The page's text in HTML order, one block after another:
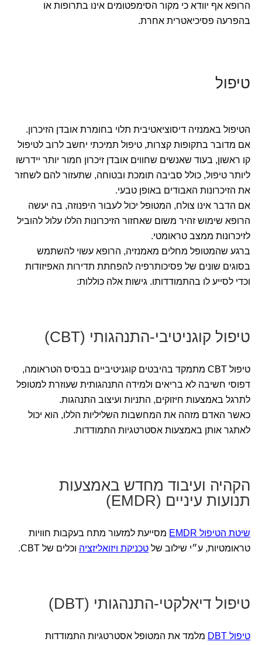
הרופא אף יוודא כי מקור הסימפטומים אינו בתרופות או
בהפרעה פסיכיאטרית אחרת.
טיפול
הטיפול באמנזיה דיסוציאטיבית תלוי בחומרת אובדן הזיכרון.
אם מדובר בתקופות קצרות, טיפול תמיכתי יחשב לרוב לטיפול
קו ראשון, בעוד שאנשים שחווים אובדן זיכרון חמור יותר יידרשו
ליותר טיפול, כולל סביבה תומכת ובטוחה, שתעזור להם לשחזר
את הזיכרונות האבודים באופן טבעי.
אם הדבר אינו צולח, המטופל יכול לעבור היפנוזה, בה יעשה
הרופא שימוש זהיר משום שאחזור הזיכרונות הללו עלול להוביל
לזיכרונות ממצב טראומטי.
ברגע שהמטופל מחלים מאמנזיה, הרופא עשוי להשתמש
בסוגים שונים של פסיכותרפיה להפחתת תדירות האפיזודות
וכדי לסייע לו בהתמודדותו. גישות אלה כוללות:
טיפול קוגניטיבי-התנהגותי (CBT)
טיפול CBT מתמקד בהיבטים קוגניטיביים בבסיס הטראומה,
דפוסי חשיבה לא בריאים ולמידה התנהגותית שעוזרת למטופל
לתרגל באמצעות חיזוקים, התניות ועיצוב התנהגות.
כאשר האדם מזהה את המחשבות השליליות הללו, הוא יכול
לאתגר אותן באמצעות אסטרטגיות התמודדות.
הקהיה ועיבוד מחדש באמצעות
תנועות עיניים (EMDR)
שיטת הטיפול EMDR
מסייעת למזעור מתח בעקבות חוויות
טראומטיות, ע״י שילוב של טכניקת ויזואליזציה וכלים של CBT.
טיפול דיאלקטי-התנהגותי (DBT)
טיפול DBT
מלמד את המטופל אסטרטגיות התמודדות